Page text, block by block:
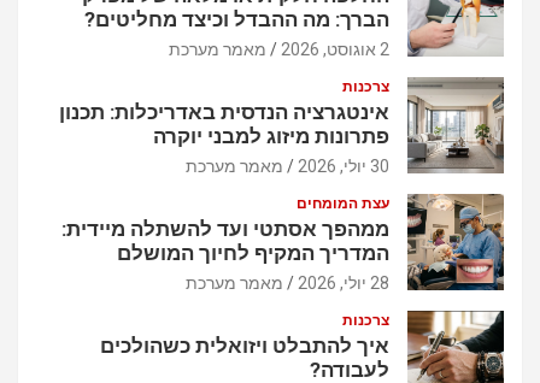
הברך: מה ההבדל וכיצד מחליטים?
2 אוגוסט, 2026 מאמר מערכת
צרכנות
אינטגרציה הנדסית באדריכלות: תכנון
פתרונות מיזוג למבני יוקרה
30 יולי, 2026 מאמר מערכת
עצת המומחים
ממהפך אסתטי ועד להשתלה מיידית:
המדריך המקיף לחיוך המושלם
28 יולי, 2026 מאמר מערכת
צרכנות
איך להתבלט ויזואלית כשהולכים
לעבודה?